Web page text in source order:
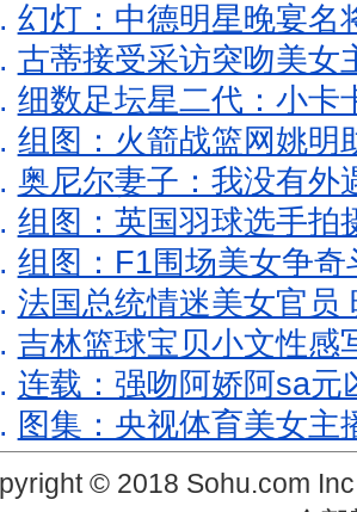
幻灯：中德明星晚宴名
古蒂接受采访突吻美女
细数足坛星二代：小卡
组图：火箭战篮网姚明
奥尼尔妻子：我没有外
组图：英国羽球选手拍
组图：F1围场美女争
法国总统情迷美女官员
吉林篮球宝贝小文性感
连载：强吻阿娇阿sa元
图集：央视体育美女主
© 2018 Sohu.com